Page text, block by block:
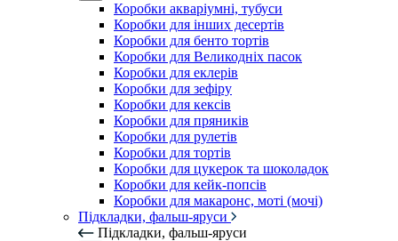
Коробки акваріумні, тубуси
Коробки для інших десертів
Коробки для бенто тортів
Коробки для Великодніх пасок
Коробки для еклерів
Коробки для зефіру
Коробки для кексів
Коробки для пряників
Коробки для рулетів
Коробки для тортів
Коробки для цукерок та шоколадок
Коробки для кейк-попсів
Коробки для макаронс, моті (мочі)
Підкладки, фальш-яруси
Підкладки, фальш-яруси